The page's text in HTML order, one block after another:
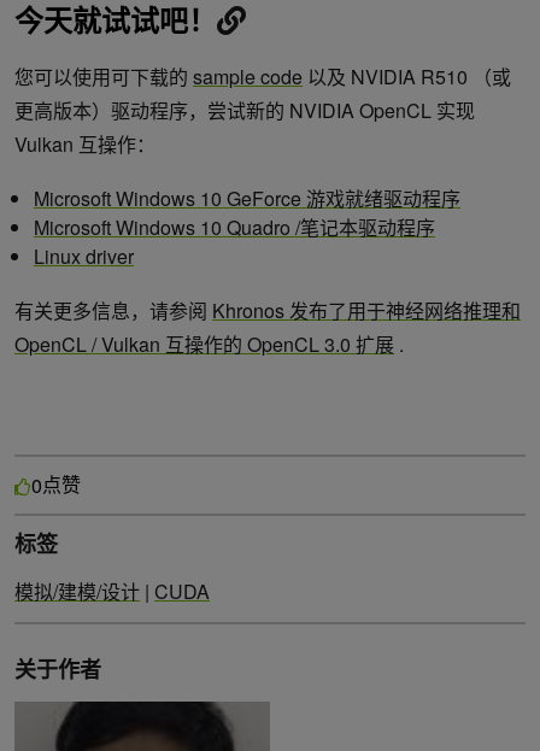
今天就试试吧！
您可以使用可下载的 sample code 以及 NVIDIA R510 （或
更高版本）驱动程序，尝试新的 NVIDIA OpenCL 实现
Vulkan 互操作：
Microsoft Windows 10 GeForce 游戏就绪驱动程序
Microsoft Windows 10 Quadro /笔记本驱动程序
Linux driver
有关更多信息，请参阅 Khronos 发布了用于神经网络推理和
OpenCL / Vulkan 互操作的 OpenCL 3.0 扩展 .
0点赞
标签
模拟/建模/设计 | CUDA
关于作者